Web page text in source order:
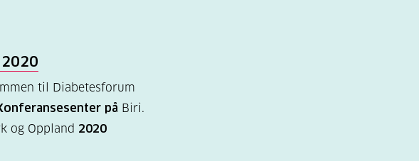
2020
til Diabetesforum
på Biri.
og Oppland 2020